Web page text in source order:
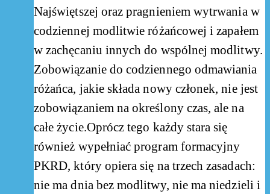
Najświętszej oraz pragnieniem wytrwania w
codziennej modlitwie różańcowej i zapałem
w zachęcaniu innych do wspólnej modlitwy.
Zobowiązanie do codziennego odmawiania
różańca, jakie składa nowy członek, nie jest
zobowiązaniem na określony czas, ale na
całe życie.Oprócz tego każdy stara się
również wypełniać program formacyjny
PKRD, który opiera się na trzech zasadach:
nie ma dnia bez modlitwy, nie ma niedzieli i